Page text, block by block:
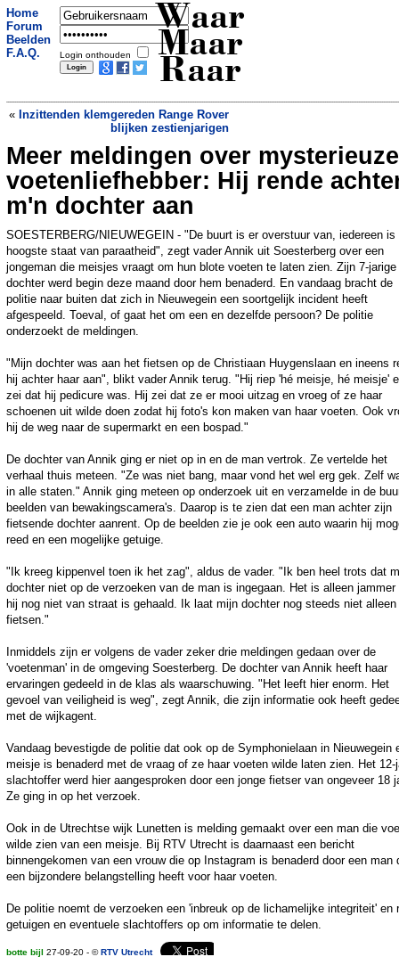
Home
Forum
Beelden
F.A.Q.
Login onthouden
Waar
Maar
Raar
« Inzittenden klemgereden Range Rover
blijken zestienjarigen
Politie vindt 22.000 euro door kapotte
lamp»
Meer meldingen over mysterieuze
voetenliefhebber: Hij rende
m'n dochter aan
SOESTERBERG/NIEUWEGEIN - "De buurt is er overstuur van, iedereen is
hoogste staat van paraatheid", zegt vader Annik uit Soesterberg over een
jongeman die meisjes vraagt om hun blote voeten te laten zien. Zijn 7-jarige
dochter werd begin deze maand door hem benaderd. En vandaag bracht de
politie naar buiten dat zich in Nieuwegein een soortgelijk incident heeft
afgespeeld. Toeval, of gaat het om een en dezelfde persoon? De politie
onderzoekt de meldingen.
"Mijn dochter was aan het fietsen op de Christiaan Huygenslaan en ineens
hij achter haar aan", blikt vader Annik terug. "Hij riep 'hé meisje, hé meisje'
zei dat hij pedicure was. Hij zei dat ze er mooi uitzag en vroeg of ze haar
schoenen uit wilde doen zodat hij foto's kon maken van haar voeten. Ook
hij de weg naar de supermarkt en een bospad."
De dochter van Annik ging er niet op in en de man vertrok. Ze vertelde het
verhaal thuis meteen. "Ze was niet bang, maar vond het wel erg gek. Zelf
in alle staten." Annik ging meteen op onderzoek uit en verzamelde in de
beelden van bewakingscamera's. Daarop is te zien dat een man achter zijn
fietsende dochter aanrent. Op de beelden zie je ook een auto waarin hij
reed en een mogelijke getuige.
"Ik kreeg kippenvel toen ik het zag", aldus de vader. "Ik ben heel trots dat
dochter niet op de verzoeken van de man is ingegaan. Het is alleen jammer
hij nog niet van straat is gehaald. Ik laat mijn dochter nog steeds niet alleen
fietsen."
Inmiddels zijn er volgens de vader zeker drie meldingen gedaan over de
'voetenman' in de omgeving Soesterberg. De dochter van Annik heeft haar
ervaringen gedeeld in de klas als waarschuwing. "Het leeft hier enorm. Het
gevoel van veiligheid is weg", zegt Annik, die zijn informatie ook heeft
met de wijkagent.
Vandaag bevestigde de politie dat ook op de Symphonielaan in Nieuwegein
meisje is benaderd met de vraag of ze haar voeten wilde laten zien. Het 12-
slachtoffer werd hier aangesproken door een jonge fietser van ongeveer 18
Ze ging in op het verzoek.
Ook in de Utrechtse wijk Lunetten is melding gemaakt over een man die
wilde zien van een meisje. Bij RTV Utrecht is daarnaast een bericht
binnengekomen van een vrouw die op Instagram is benaderd door een man
een bijzondere belangstelling heeft voor haar voeten.
De politie noemt de verzoeken een 'inbreuk op de lichamelijke integriteit' en
getuigen en eventuele slachtoffers op om informatie te delen.
botte bijl 27-09-20 - ©RTV Utrecht